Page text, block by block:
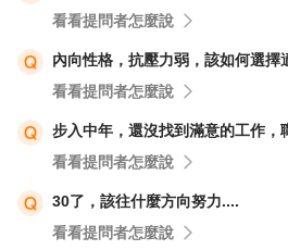
看看提問者怎麼說
內向性格，抗壓力弱，該如何選擇
看看提問者怎麼說
步入中年，還沒找到滿意的工作，
看看提問者怎麼說
30了，該往什麼方向努力....
看看提問者怎麼說